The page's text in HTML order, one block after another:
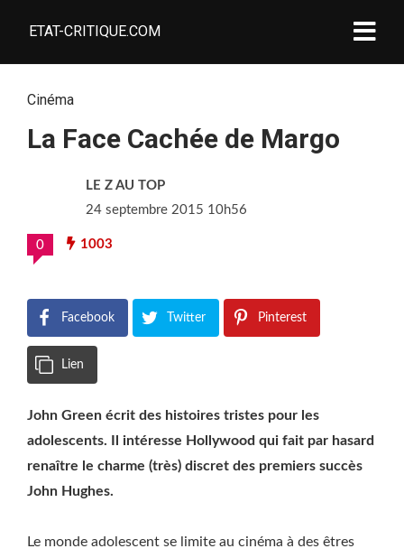
ETAT-CRITIQUE.COM
Cinéma
La Face Cachée de Margo
LE Z AU TOP
24 septembre 2015 10h56
0 1003
Facebook Twitter Pinterest
Lien
John Green écrit des histoires tristes pour les
adolescents. Il intéresse Hollywood qui fait par hasard
renaître le charme (très) discret des premiers succès
John Hughes.
Le monde adolescent se limite au cinéma à des êtres